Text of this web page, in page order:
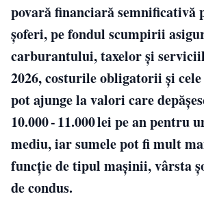
povară financiară semnificativă
șoferi, pe fondul scumpirii
carburantului, taxelor și
2026, costurile obligatorii și
pot ajunge la valori care
10.000 - 11.000 lei pe an pentru
mediu, iar sumele pot fi mult
funcție de tipul mașinii, vârsta
de condus.